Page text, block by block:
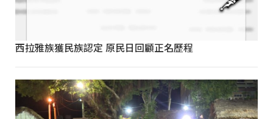
西拉雅族獲民族認定 原民日回顧正名歷程